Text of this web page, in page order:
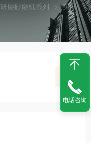
研磨砂磨机系列 实验室三辊研磨机
电话咨询